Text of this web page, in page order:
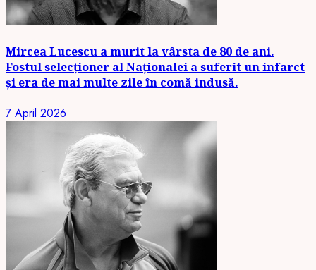
Mircea Lucescu a murit la vârsta de 80 de ani.
Fostul selecționer al Naționalei a suferit un infarct
și era de mai multe zile în comă indusă.
7 April 2026